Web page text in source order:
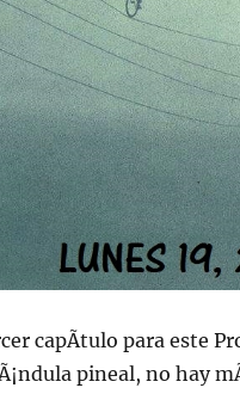
capÃ­tulo para este
pineal, no hay